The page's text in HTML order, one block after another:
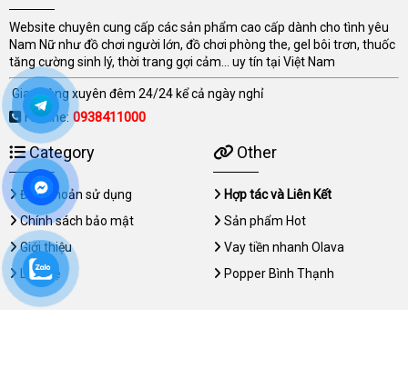
Website chuyên cung cấp các sản phẩm cao cấp dành cho tình yêu
Nam Nữ như đồ chơi người lớn, đồ chơi phòng the, gel bôi trơn, thuốc
tăng cường sinh lý, thời trang gợi cảm... uy tín tại Việt Nam
Giao hàng xuyên đêm 24/24 kể cả ngày nghỉ
Hotline: 0938411000
Category
Điều khoản sử dụng
Chính sách bảo mật
Giới thiệu
Liên hệ
Other
Hợp tác và Liên Kết
Sản phẩm Hot
Vay tiền nhanh Olava
Popper Bình Thạnh